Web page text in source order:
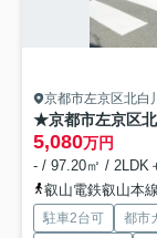
京都市左京区北白
★京都市左京区
5,080万円
- / 97.20㎡ / 2LDK
叡山電鉄叡山本
駐車2台可 都市